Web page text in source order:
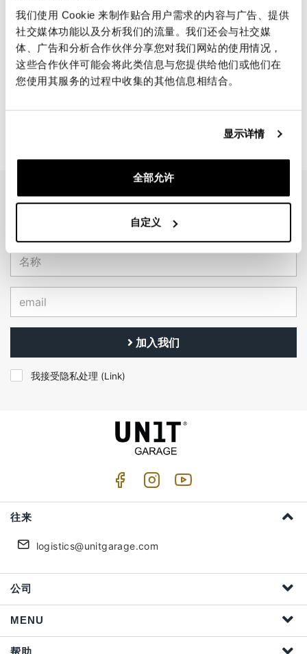
我们使用 Cookie 来制作贴合用户需求的内容与广告、提供
社交媒体功能以及分析我们的流量。我们还会与社交媒
体、广告和分析合作伙伴分享您对我们网站的使用情况，
这些合作伙伴可能会将此类信息与您提供给他们或他们在
您使用其服务的过程中收集的其他信息相结合。
显示详情
全部允许
自定义
通用靠背适用于Unit Garage行
李架
€ 145,00
EMAIL NEWSLETTER
订阅我们的新闻
加入我们
我接受隐私处理 (Link)
往来
logistics@unitgarage.com
公司
MENU
帮助